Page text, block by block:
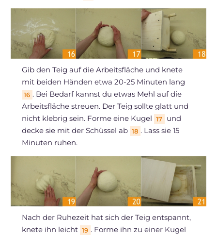
Gib den Teig auf die Arbeitsfläche und knete
mit beiden Händen etwa 20-25 Minuten lang
16 . Bei Bedarf kannst du etwas Mehl auf die
Arbeitsfläche streuen. Der Teig sollte glatt und
nicht klebrig sein. Forme eine Kugel 17
und
decke sie mit der Schüssel ab 18 . Lass sie 15
Minuten ruhen.
Nach der Ruhezeit hat sich der Teig entspannt,
knete ihn leicht 19 . Forme ihn zu einer Kugel